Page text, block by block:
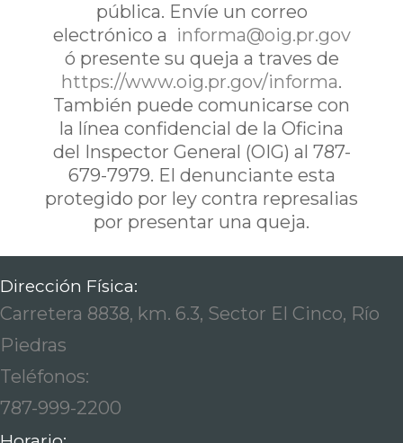
pública. Envíe un correo
electrónico a informa@oig.pr.gov
ó presente su queja a traves de
https://www.oig.pr.gov/informa.
También puede comunicarse con
la línea confidencial de la Oficina
del Inspector General (OIG) al 787-
679-7979. El denunciante esta
protegido por ley contra represalias
por presentar una queja.
Dirección Física:
Carretera 8838, km. 6.3, Sector El Cinco, Río
Piedras
Teléfonos:
787-999-2200